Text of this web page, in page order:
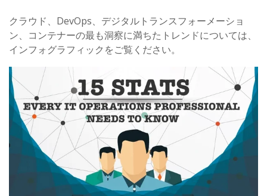
クラウド、DevOps、デジタルトランスフォーメーショ
ン、コンテナーの最も洞察に満ちたトレンドについては、
インフォグラフィックをご覧ください。